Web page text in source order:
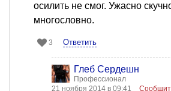
осилить не смог. Ужасно
многословно.
3 Ответить
Глеб Сердешн
Профессионал
21 ноября 2014 в 09:41